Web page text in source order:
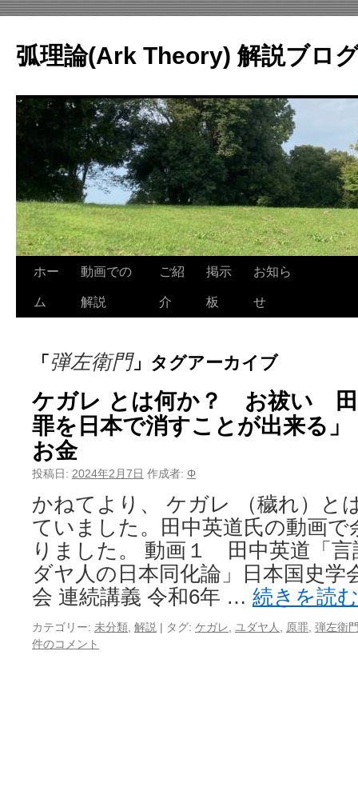
テ
ン
へ
ス
キ
ッ
弧理論(Ark Theory) 解説ブロ
ホー
ム
動画での
解説
ご紹
介
掲示
板
お知ら
せ
「弾左衛門」タグアーカイブ
ケガレ とは何か？ お祓い 田
罪を日本で消すことが出来る
お金
投稿日: 2024年2月7日 作成者: Φ
かねてより、 ケガレ （穢れ）と
ていました。田中英道氏の動画
りました。 動画１ 田中英道「
ダヤ人の日本同化論」日本国史学
会 連続講義 令和6年 … 続きを読
カテゴリー: 未分類 解説 | タグ: ケガレ ユダヤ人 原罪 弾左衛
件のコメント